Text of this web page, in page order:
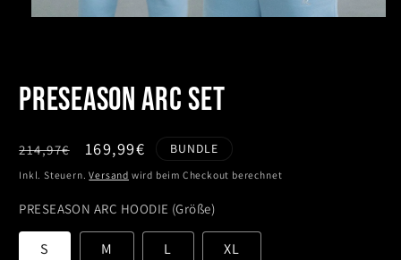
PRESEASON ARC SET
Normaler
Preis
214,97€ Verkaufspreis
169,99€ BUNDLE
Inkl. Steuern.Versand wird beim Checkout berechnet
PRESEASON ARC HOODIE (Größe)
S M L XL